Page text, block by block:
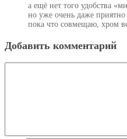
а ещё нет того удобства
но уже очень даже приятно
пока что совмещаю, хром
Добавить комментарий